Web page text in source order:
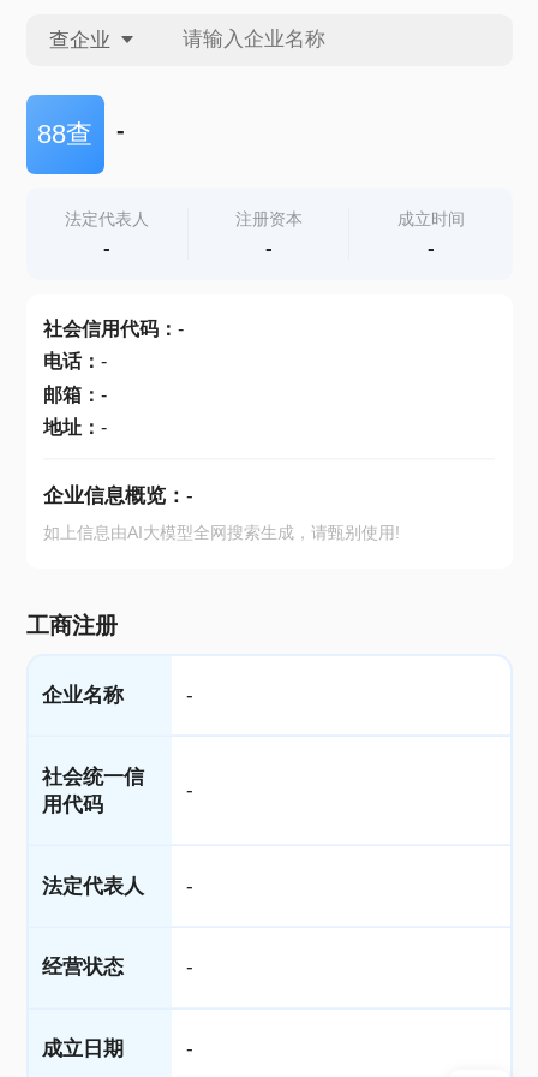
查企业
查企业
查产地
88查 -
法定代表人
-
注册资本
-
成立时间
-
社会信用代码： -
电话： -
邮箱： -
地址： -
企业信息概览： -
如上信息由AI大模型全网搜索生成，请甄别使用!
工商注册
企业名称 -
社会统一信
用代码
-
法定代表人 -
经营状态 -
成立日期 -